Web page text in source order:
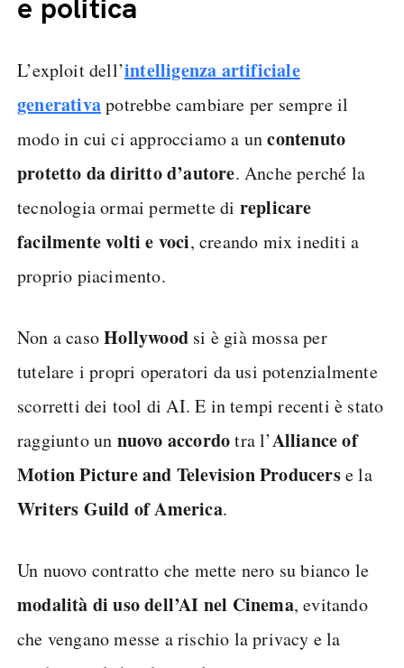
e politica
L’exploit dell’intelligenza artificiale
generativapotrebbe cambiare per sempre il
modo in cui ci approcciamo a uncontenuto
protetto da diritto d’autore. Anche perché la
tecnologia ormai permette di replicare
facilmente volti e voci, creando mix inediti a
proprio piacimento.
Non a casoHollywood si è già mossa per
tutelare i propri operatori da usi potenzialmente
scorretti dei tool di AI. E in tempi recenti è stato
raggiunto un nuovo accordotra l’Alliance of
Motion Picture and Television Producerse la
Writers Guild of America.
Un nuovo contratto che mette nero su bianco le
modalità di uso dell’AI nel Cinema, evitando
che vengano messe a rischio la privacy e la